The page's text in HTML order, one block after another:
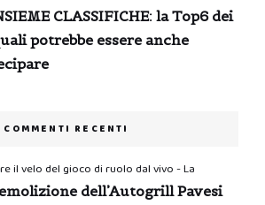
CLASSIFICHE: la Top6 dei
potrebbe essere anche
COMMENTI RECENTI
il velo del gioco di ruolo dal vivo - La
dell’Autogrill Pavesi